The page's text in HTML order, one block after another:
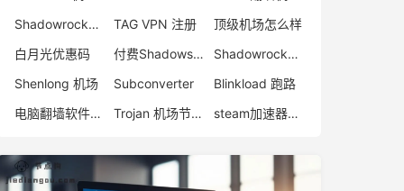
Shadowrocket 订阅链接
TAG VPN 注册
顶级机场怎么样
白月光优惠码
付费Shadowsocks推荐
Shadowrocket 官网
Shenlong 机场
Subconverter
Blinkload 跑路
电脑翻墙软件下载
Trojan 机场节点购买 steam加速器推荐